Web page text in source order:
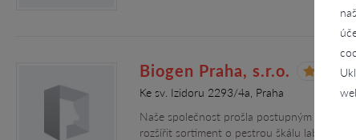
Biogen Praha, s.r.o.
Ke sv. Izidoru 2293/4a, Praha
Naše společnost prošla postupným
rozšířit sortiment o pestrou škálu